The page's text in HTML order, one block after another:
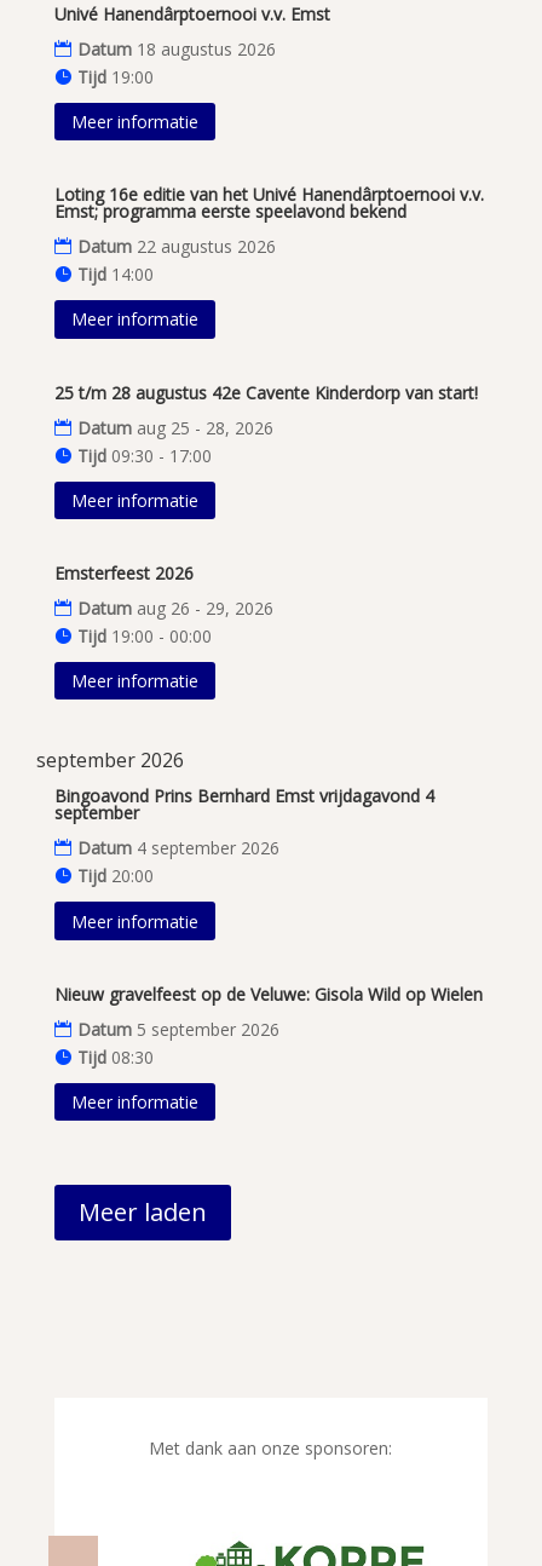
Univé Hanendârptoernooi v.v. Emst
Datum 18 augustus 2026
Tijd 19:00
Meer informatie
Loting 16e editie van het Univé Hanendârptoernooi v.v.
Emst; programma eerste speelavond bekend
Datum 22 augustus 2026
Tijd 14:00
Meer informatie
25 t/m 28 augustus 42e Cavente Kinderdorp van start!
Datum aug 25 - 28, 2026
Tijd 09:30 - 17:00
Meer informatie
Emsterfeest 2026
Datum aug 26 - 29, 2026
Tijd 19:00 - 00:00
Meer informatie
september 2026
Bingoavond Prins Bernhard Emst vrijdagavond 4
september
Datum 4 september 2026
Tijd 20:00
Meer informatie
Nieuw gravelfeest op de Veluwe: Gisola Wild op Wielen
Datum 5 september 2026
Tijd 08:30
Meer informatie
Meer laden
Met dank aan onze sponsoren: